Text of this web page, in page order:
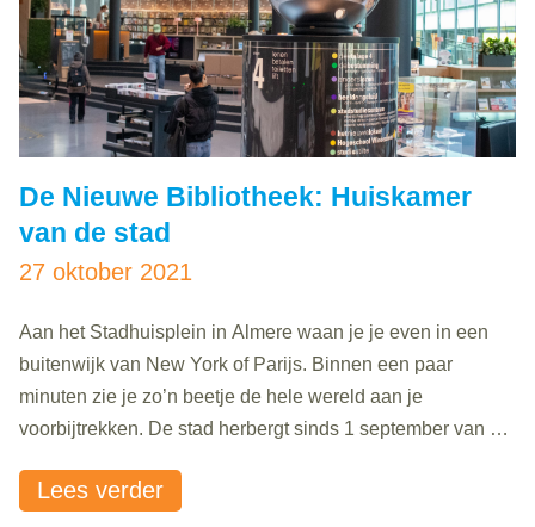
De Nieuwe Bibliotheek: Huiskamer
van de stad
27 oktober 2021
Aan het Stadhuisplein in Almere waan je je even in een
buitenwijk van New York of Parijs. Binnen een paar
minuten zie je zo’n beetje de hele wereld aan je
voorbijtrekken. De stad herbergt sinds 1 september van dit
Rademakers, coördinator Laaggeletterdheid en
Lees verder